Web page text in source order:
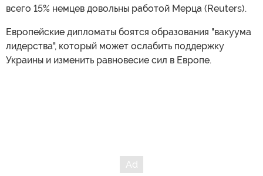
всего 15% немцев довольны работой Мерца (Reuters).
Европейские дипломаты боятся образования "вакуума
лидерства", который может ослабить поддержку
Украины и изменить равновесие сил в Европе.